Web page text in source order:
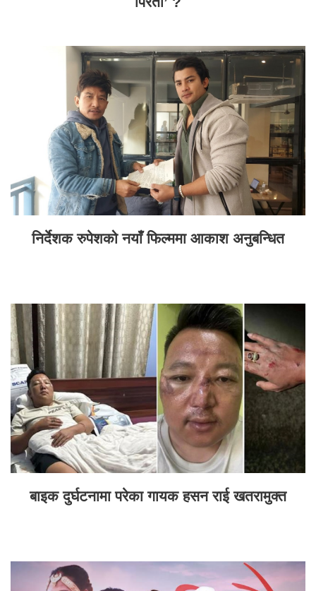
निर्देशक रुपेशको नयाँ फिल्ममा आकाश अनुबन्धित
बाइक दुर्घटनामा परेका गायक हसन राई खतरामुक्त